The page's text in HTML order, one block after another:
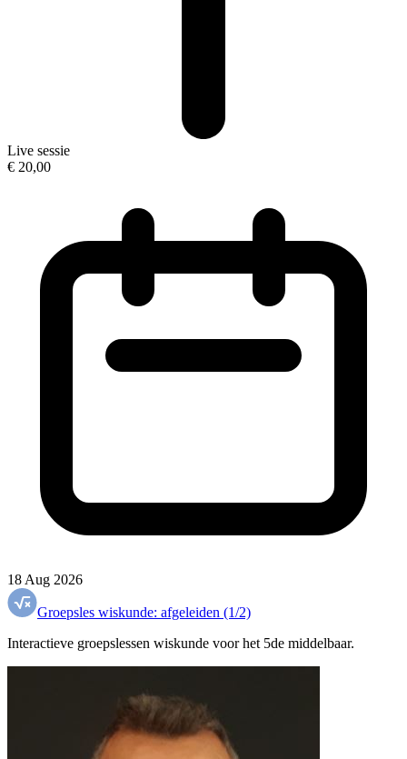
Live sessie
€ 20,00
18 Aug 2026
Groepsles wiskunde: afgeleiden (1/2)
Interactieve groepslessen wiskunde voor het 5de middelbaar.